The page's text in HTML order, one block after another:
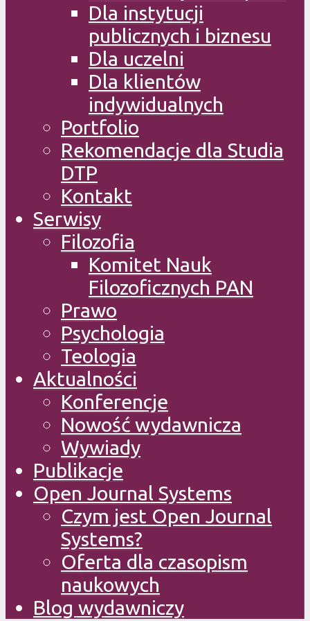
Dla instytucji
publicznych i biznesu
Dla uczelni
Dla klientów
indywidualnych
Portfolio
Rekomendacje dla Studia
DTP
Kontakt
Serwisy
Filozofia
Komitet Nauk
Filozoficznych PAN
Prawo
Psychologia
Teologia
Aktualności
Konferencje
Nowość wydawnicza
Wywiady
Publikacje
Open Journal Systems
Czym jest Open Journal
Systems?
Oferta dla czasopism
naukowych
Blog wydawniczy